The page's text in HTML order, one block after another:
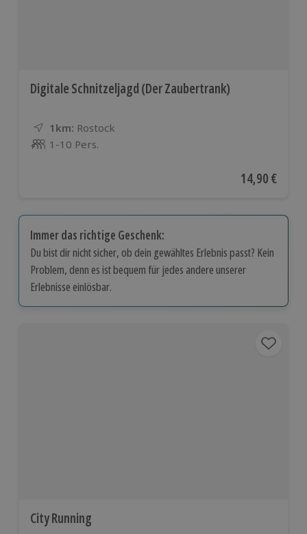
Digitale Schnitzeljagd (Der Zaubertrank)
1km: Entfernung
Standort
Rostock
Anzahl der Teilnehmer
1-10 Pers.
Aktueller
14,90 €
Immer das richtige Geschenk:
Du bist dir nicht sicher, ob dein gewähltes Erlebnis passt? Kein
Problem, denn es ist bequem für jedes andere unserer
Erlebnisse einlösbar.
City Running